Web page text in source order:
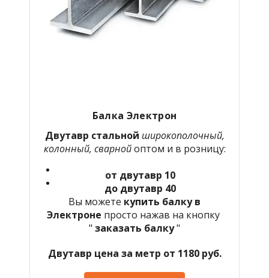
Балка Электрон
Двутавр стальной широкополочный,
колонный, сварнойоптом и в розницу:
от двутавр 10
до двутавр 40
Вы можете купить балку в
Электроне просто нажав на кнопку
" заказать балку"
Двутавр цена за метр от 1180 руб.